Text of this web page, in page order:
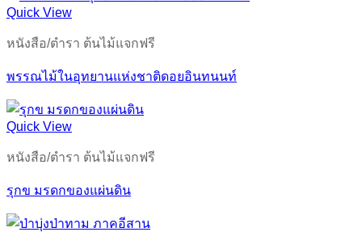
Quick View
หนังสือ/ตำรา ต้นไม้แจกฟรี
พรรณไม้ในอุทยานแห่งชาติดอยอินทนนท์
Quick View
หนังสือ/ตำรา ต้นไม้แจกฟรี
รุกข มรดกของแผ่นดิน